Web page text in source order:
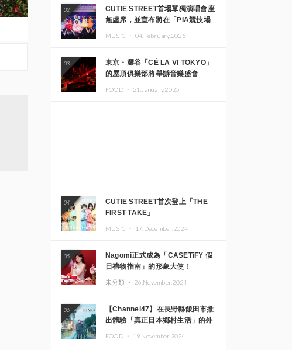
02
CUTIE STREET首場單獨演唱會座
無虛席，並宣布將在「PIA競技場
MUSIC ・ 04.February.2025
03
東京・澀谷「CÉ LA VI TOKYO」
的屋頂俱樂部將舉辦音樂盛會
FOOD ・ 21.January.2025
04
CUTIE STREET首次登上「THE
FIRST TAKE」
MUSIC ・ 17.December.2024
05
Nagomi正式成為「CASETiFY 假
日禮物指南」的形象大使！
未分類 ・ 26.November.2024
06
【Channel47】在長野縣飯田市推
出體驗「真正日本鄉村生活」的外
FOOD ・ 19.November.2024